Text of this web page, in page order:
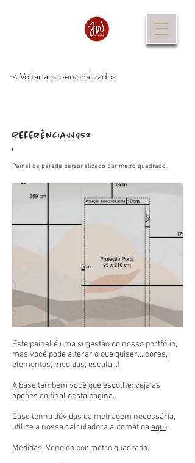
< Voltar aos personalizados
Referência
:
JJ952
Painel de parede personalizado por metro quadrado.
Este painel é uma sugestão do nosso portfólio,
mas você pode alterar o que quiser... cores,
elementos, medidas, escala...!
A base também você que escolhe: veja as
opções ao final desta página.
Caso tenha dúvidas da metragem necessária,
utilize a nossa calculadora automática aqui.
Medidas: Vendido por metro quadrado.